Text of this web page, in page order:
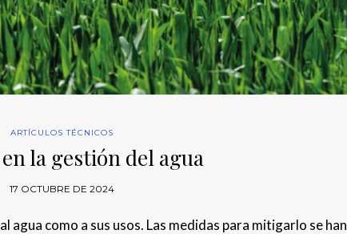
ARTÍCULOS TÉCNICOS
la gestión del agua
17 OCTUBRE DE 2024
como a sus usos. Las medidas para mitigarlo se han